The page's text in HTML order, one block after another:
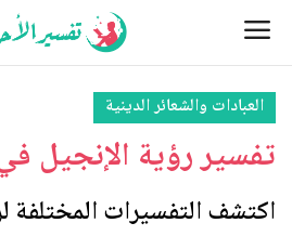
الصفحة الرئيسية
اتصل بنا
العبادات والشعائر الدينية
تفسير رؤية الإنجيل
اكتشف التفسيرات المختلفة